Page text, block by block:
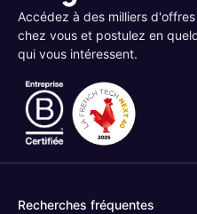
Accédez à des milliers
chez vous et postulez en
qui vous intéressent.
Recherches fréquentes